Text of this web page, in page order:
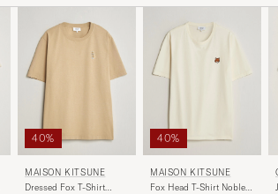
40%
MAISON KITSUNÉ
Dressed Fox T-Shirt
40%
MAISON KITSUNÉ
Fox Head T-Shirt Noble